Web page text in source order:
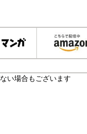
い場合もございます